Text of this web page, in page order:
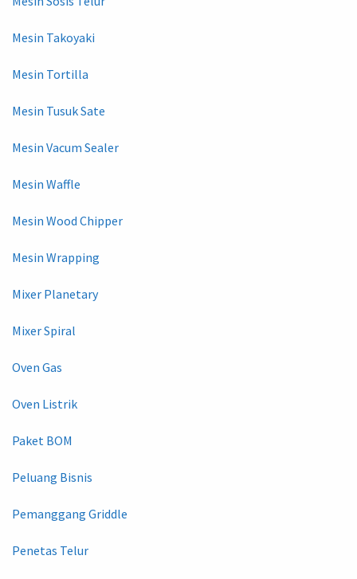
Mesin Takoyaki
Mesin Tortilla
Mesin Tusuk Sate
Mesin Vacum Sealer
Mesin Waffle
Mesin Wood Chipper
Mesin Wrapping
Mixer Planetary
Mixer Spiral
Oven Gas
Oven Listrik
Paket BOM
Peluang Bisnis
Pemanggang Griddle
Penetas Telur